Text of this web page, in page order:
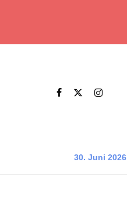
30. Juni 2026